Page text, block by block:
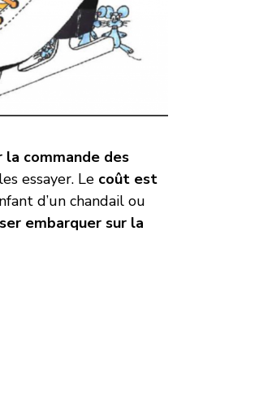
la commande des
essayer. Le coût est
d’un chandail ou
embarquer sur la